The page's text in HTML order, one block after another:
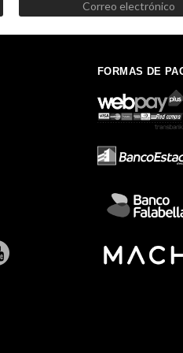
FORMAS DE